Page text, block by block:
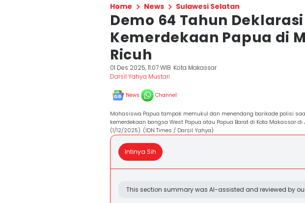
Home News Sulawesi Selatan
Demo 64 Tahun Deklarasi
Kemerdekaan Papua di
Ricuh
01 Des 2025, 11:07 WIB Kota Makassar
Darsil Yahya Mustari
News Channel
Mahasiswa Papua tampak memukul dan menendang barikade polisi
kemerdekaan bangsa West Papua atau Papua Barat di Kota Makassar di
(1/12/2025). (IDN Times / Darsil Yahya)
Intinya Sih
This section summary was AI-assisted and reviewed by